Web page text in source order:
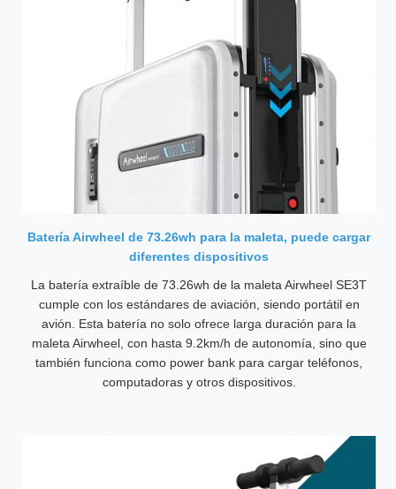
Batería Airwheel de 73.26wh para la maleta, puede cargar
diferentes dispositivos
La batería extraíble de 73.26wh de la maleta Airwheel SE3T
cumple con los estándares de aviación, siendo portátil en
avión. Esta batería no solo ofrece larga duración para la
maleta Airwheel, con hasta 9.2km/h de autonomía, sino que
también funciona como power bank para cargar teléfonos,
computadoras y otros dispositivos.